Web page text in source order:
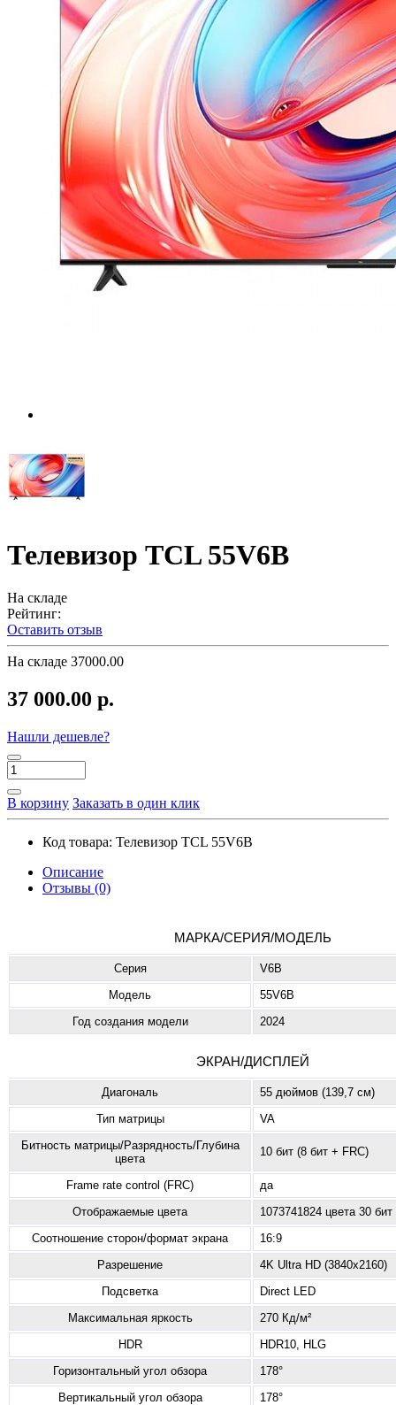
Телевизор TCL 55V6B
На складе
Рейтинг:
Оставить отзыв
На складе 37000.00
37 000.00 р.
Нашли дешевле?
В корзину Заказать в один клик
Код товара: Телевизор TCL 55V6B
Описание
Отзывы (0)
МАРКА/СЕРИЯ/МОДЕЛЬ
Серия
V6B
Модель
55V6B
Год создания модели
2024
ЭКРАН/ДИСПЛЕЙ
Диагональ
55 дюймов (139,7 см)
Тип матрицы
VA
Битность матрицы/Разрядность/Глубина
цвета
10 бит (8 бит + FRC)
Frame rate control (FRC)
да
Отображаемые цвета
1073741824 цвета 30 бит
Соотношение сторон/формат экрана
16:9
Разрешение
4K Ultra HD (3840x2160)
Подсветка
Direct LED
Mаксимальная яркость
270 Кд/м²
HDR
HDR10, HLG
Горизонтальный угол обзора
178°
Вертикальный угол обзора
178°